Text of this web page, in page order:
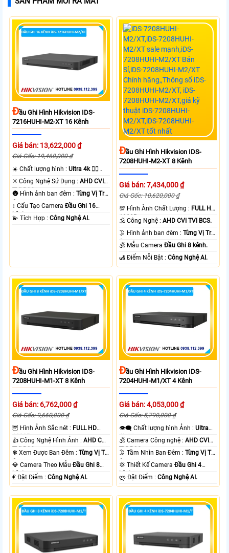
ĐẦu Ghi Hình Hikvision IDS-
7216HUHI-M2-XT 16 Kênh
Giá bán: 13,622,000 ₫
Giá Gốc: 19,460,000 ₫
☀️ Chất lượng hình :Ultra 4k 👍🏾 .
✳️ Công Nghệ Sử Dụng :AHD CVI
TVI BCS.
🌚 Hình ảnh ban đêm :Từng Vị Trí
Camera .
↕️ Cấu Tạo CameraĐầu Ghi 16
kênh.
️💫 Tích Hợp :Công Nghệ AI.
ĐẦu Ghi Hình Hikvision IDS-
7208HUHI-M2-XT 8 Kênh
Giá bán: 7,434,000 ₫
Giá Gốc: 10,620,000 ₫
💯 Hình Ành Chất Lượng : FULL HD
1080P .
🕉️ Công Nghệ :AHD CVI TVI BCS.
🌛 Hình ảnh ban đêm :Từng Vị Trí
Camera .
🕉️ Mẫu CameraĐầu Ghi 8 kênh.
️🛃 Điểm Nỗi Bật :Công Nghệ AI.
ĐẦu Ghi Hình Hikvision IDS-
7208HUHI-M1-XT 8 Kênh
Giá bán: 6,762,000 ₫
Giá Gốc: 9,660,000 ₫
🦉 Hình Ảnh Sắc nét : FULL HD
1080P .
👍 Công Nghệ Hình Ảnh :AHD CVI
TVI BCS.
❃ Xem Được Ban Đêm :Từng Vị Trí
Camera .
💎 Camera Theo MẫuĐầu Ghi 8
kênh.
️₤ Đặt Điểm :Công Nghệ AI.
ĐẦu Ghi Hình Hikvision IDS-
7204HUHI-M1/XT 4 Kênh
Giá bán: 4,053,000 ₫
Giá Gốc: 5,790,000 ₫
👁️‍🗨 Chất lượng hình Ảnh :Ultra
4k 👍🏾 .
🕉️ Camera Công nghệ :AHD CVI
TVI BCS.
🌛 Tầm Nhìn Ban Đêm :Từng Vị Trí
Camera .
💢 Thiết Kế CameraĐầu Ghi 4
kênh.
️ლ Đặt Điểm :Công Nghệ AI.